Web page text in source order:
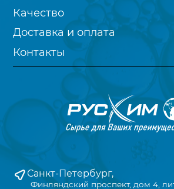
Санкт-Петербург,
Финляндский проспект, дом 4,
Качество
Доставка и оплата
Контакты